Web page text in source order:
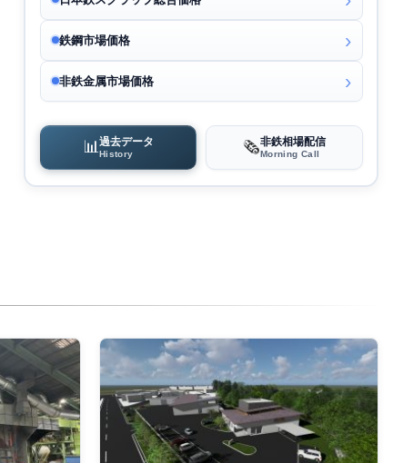
鉄鋼市場価格
非鉄金属市場価格
📊 過去データ
History 🗞️非鉄相場配信
Morning Call